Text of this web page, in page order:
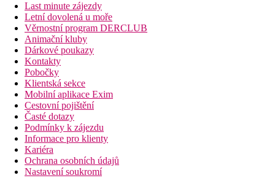
Last minute zájezdy
Letní dovolená u moře
Věrnostní program DERCLUB
Animační kluby
Dárkové poukazy
Kontakty
Pobočky
Klientská sekce
Mobilní aplikace Exim
Cestovní pojištění
Časté dotazy
Podmínky k zájezdu
Informace pro klienty
Kariéra
Ochrana osobních údajů
Nastavení soukromí